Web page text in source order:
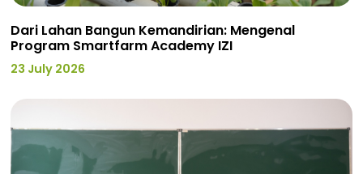
Dari Lahan Bangun Kemandirian: Mengenal
Program Smartfarm Academy IZI
23 July 2026